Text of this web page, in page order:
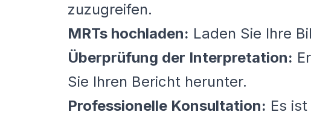
zuzugreifen.
MRTs hochladen: Laden Sie Ihre
Überprüfung der Interpretation:
Sie Ihren Bericht herunter.
Professionelle Konsultation: Es